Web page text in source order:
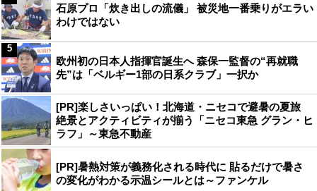
石原プロ「炊き出しの流儀」 被災地一番乗りがエラい
わけではない
欧州初の日本人指揮官誕生へ 森保一監督の“再就職
先”は「ベルギー1部の日系クラブ」一択か
5
[PR]楽しさいっぱい！北海道・ニセコで避暑の夏旅
絶景とアクティビティが揃う「ニセコ東急 グラン・ヒ
ラフ」～東急不動産
[PR]暑熱対策が義務化される時代に 貼るだけで暑さ
の変化がわかる示温シールとは～ファンケル